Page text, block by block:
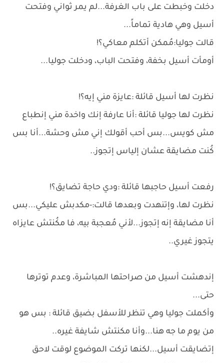
دخلت وخبطت على باب الغرفة...لم يمر ثواني وفتحت
أسيل وهي هادية تماماً...
قالت جوليا:مُمكن أتكلم معاكي؟!
أومأت أسيل بخفة، وفتحت الباب، ودخلت جوليا...
نظرت لها أسيل قائلة :عايزة مني إيه؟!
نظرت لها جوليا قائلة :أنا عارفة إنك واخدة مني إنطباع
مش كويس...بس أحب أقولك إني مش وحشة...أنا بس
كُنت مضايقة عشان إلياس إتجوز..
رفعت أسيل حاجبها قائلة :ودي حاجة تضايق؟!
نظرت لها، وإتنهدت وبعدها قالت:-مكدبش عليكي...بس
أنا مضايقة إنه إتجوز...لأني مُعجبة بيه، فا مكُنتش عايزاه
يتجوز غيري..
إندهشت أسيل من صراحتها المباشرة، وعدم توترها
حتى...
وأكملت جوليا وهي تنظر للأسفل بضيق قائلة : بس هو
من يوم ما جه هنا...وأنا مكنتش شايفة غيره..
إتضايقت أسيل...لكنها تركت الموضوع لوقت لاحق